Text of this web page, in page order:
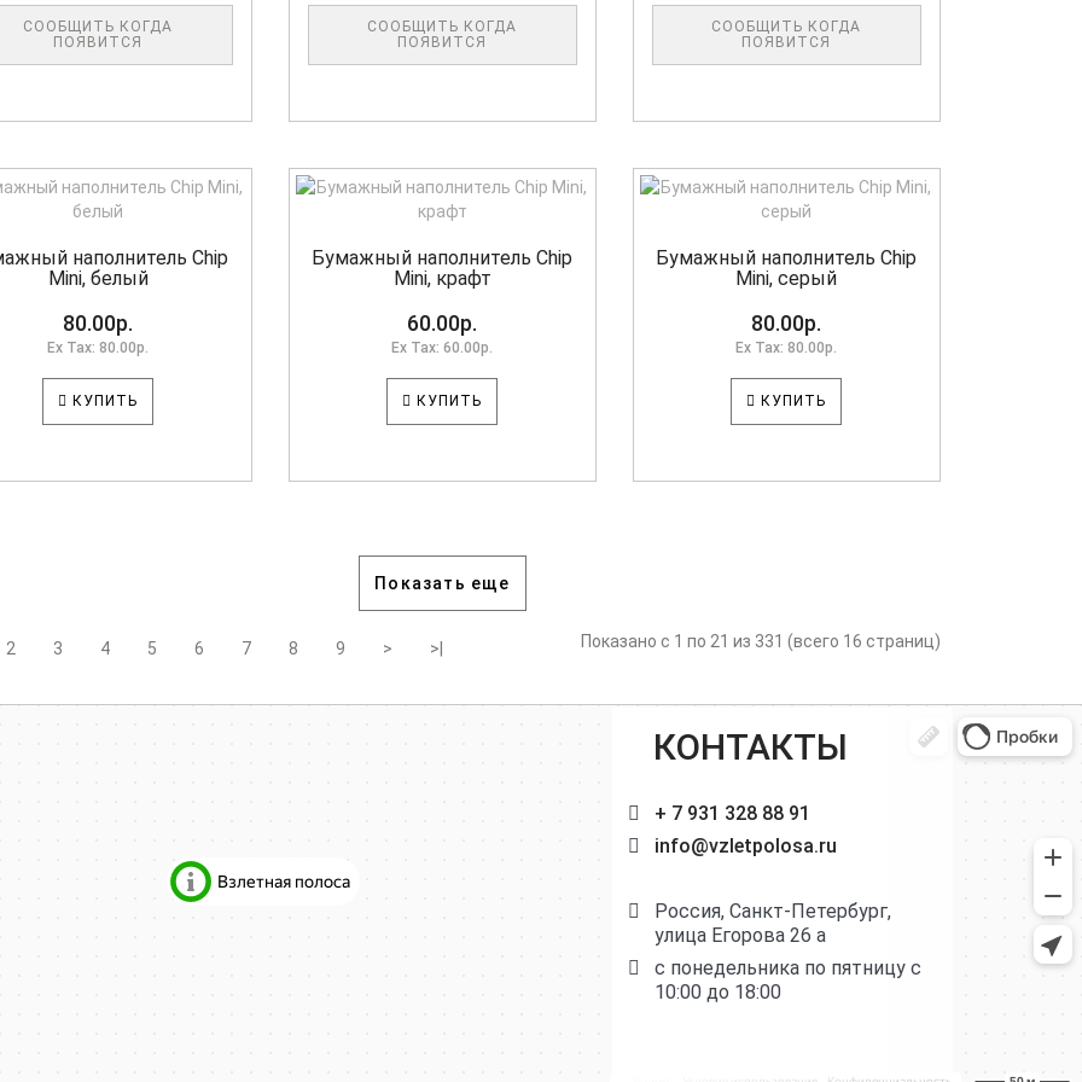
СООБЩИТЬ КОГДА
ПОЯВИТСЯ
СООБЩИТЬ КОГДА
ПОЯВИТСЯ
СООБЩИТЬ КОГДА
ПОЯВИТСЯ
наполнитель Chip
Mini, белый
80.00р.
Ex Tax: 80.00р.
КУПИТЬ
Бумажный наполнитель Chip
Mini, крафт
60.00р.
Ex Tax: 60.00р.
КУПИТЬ
Бумажный наполнитель Chip
Mini, серый
80.00р.
Ex Tax: 80.00р.
КУПИТЬ
Показать еще
2 3 4 5 6 7 8 9 > >| Показано с 1 по 21 из 331 (всего 16 страниц)
КОНТАКТЫ
+ 7 931 328 88 91
info@vzletpolosa.ru
Россия, Санкт-Петербург,
улица Егорова 26 а
с понедельника по пятницу с
10:00 до 18:00